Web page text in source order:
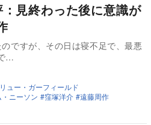
見終わった後に意識が
ですが、その日は寝不足で、最悪
…
ュー・ガーフィールド
・ニーソン 窪塚洋介
遠藤周作